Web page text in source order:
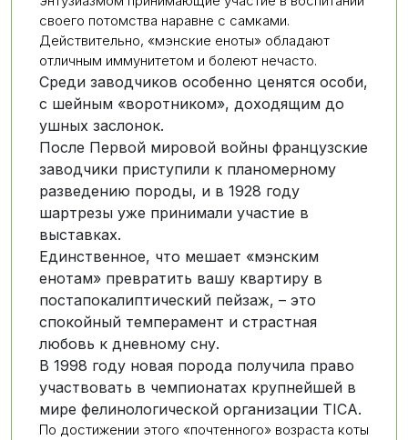
своего потомства наравне с самками.
Действительно, «мэнские еноты» обладают
отличным иммунитетом и болеют нечасто.
Среди заводчиков особенно ценятся особи,
с шейным «воротником», доходящим до
ушных заслонок.
После Первой мировой войны французские
заводчики приступили к планомерному
разведению породы, и в 1928 году
шартрезы уже принимали участие в
выставках.
Единственное, что мешает «мэнским
енотам» превратить вашу квартиру в
постапокалиптический пейзаж, – это
спокойный темперамент и страстная
любовь к дневному сну.
В 1998 году новая порода получила право
участвовать в чемпионатах крупнейшей в
мире фелинологической организации TICA.
По достижении этого «почтенного» возраста коты